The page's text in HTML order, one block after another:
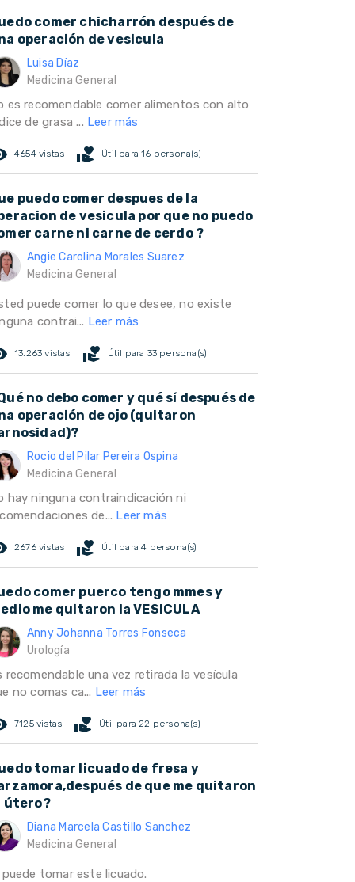
comer chicharrón después de
operación de vesicula
Luisa Díaz
Medicina General
es recomendable comer alimentos con alto
de grasa ... Leer más
4654 vistas volunteer_activism Útil para 16 persona(s)
puedo comer despues de la
de vesicula por que no puedo
carne ni carne de cerdo ?
Angie Carolina Morales Suarez
Medicina General
puede comer lo que desee, no existe
contrai... Leer más
13.263 vistas volunteer_activism Útil para 33 persona(s)
no debo comer y qué sí después de
operación de ojo (quitaron
Rocio del Pilar Pereira Ospina
Medicina General
hay ninguna contraindicación ni
de... Leer más
2676 vistas volunteer_activism Útil para 4 persona(s)
comer puerco tengo mmes y
me quitaron la VESICULA
Anny Johanna Torres Fonseca
Urología
recomendable una vez retirada la vesícula
no comas ca... Leer más
7125 vistas volunteer_activism Útil para 22 persona(s)
tomar licuado de fresa y
de que me quitaron
útero?
Diana Marcela Castillo Sanchez
Medicina General
puede tomar este licuado.